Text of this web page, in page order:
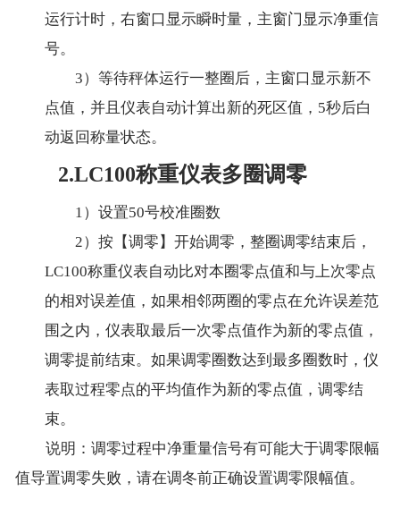
运行计时，右窗口显示瞬时量，主窗门显示净重信
号。
3）等待秤体运行一整圈后，主窗口显示新不
点值，并且仪表自动计算出新的死区值，5秒后白
动返回称量状态。
2.LC100称重仪表多圈调零
1）设置50号校准圈数
2）按【调零】开始调零，整圈调零结束后，
LC100称重仪表自动比对本圈零点值和与上次零点
的相对误差值，如果相邻两圈的零点在允许误差范
围之内，仪表取最后一次零点值作为新的零点值，
调零提前结束。如果调零圈数达到最多圈数时，仪
表取过程零点的平均值作为新的零点值，调零结
束。
说明：调零过程中净重量信号有可能大于调零限幅
值导置调零失败，请在调冬前正确设置调零限幅值。